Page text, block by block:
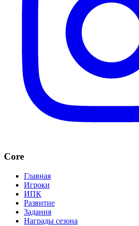
Core
Главная
Игроки
ИПК
Развитие
Задания
Награды сезона